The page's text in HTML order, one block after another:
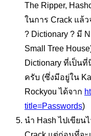
The Ripper,
ในการ Crack แล้
? Dictionary ? มี
Small Tree
Dictionary ที่เป็น
ครับ (ซึ่งมีอยู่ใน
Rockyou ได้จาก
title=Passwords)
นำ Hash ไปเขียน